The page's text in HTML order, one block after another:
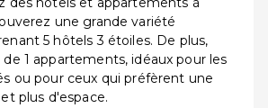
une grande variété
5 hôtels 3 étoiles. De plus,
de 1 appartements, idéaux pour les
ou pour ceux qui préfèrent une
plus d'espace.